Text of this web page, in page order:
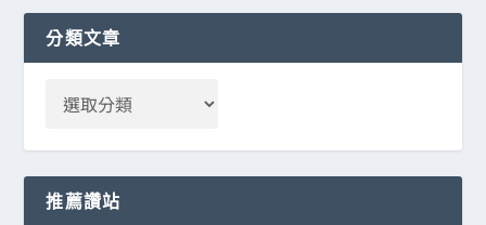
分類文章
推薦讚站